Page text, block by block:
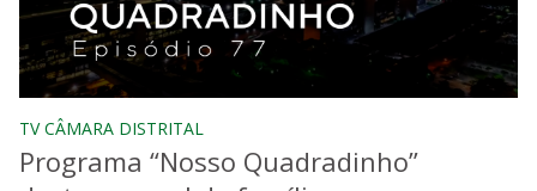
TV CÂMARA DISTRITAL
Programa “Nosso Quadradinho”